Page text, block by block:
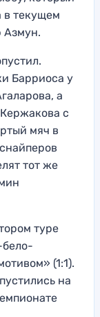
в текущем
Азмун.
Барриоса у
а
с
мяч в
тот же
туре
(1:1).
на